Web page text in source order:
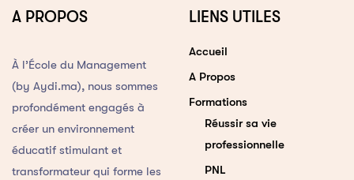
A PROPOS
À l’École du Management
(by Aydi.ma), nous sommes
profondément engagés à
créer un environnement
éducatif stimulant et
transformateur qui forme les
LIENS UTILES
Accueil
A Propos
Formations
Réussir sa vie
professionnelle
PNL